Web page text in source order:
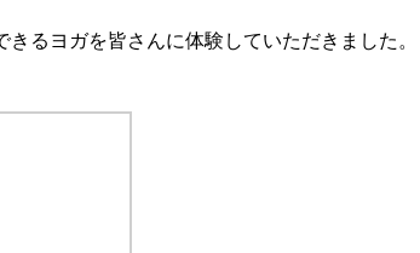
るヨガを皆さんに体験していただきました。